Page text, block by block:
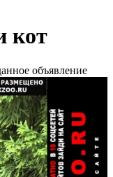
кот
объявление